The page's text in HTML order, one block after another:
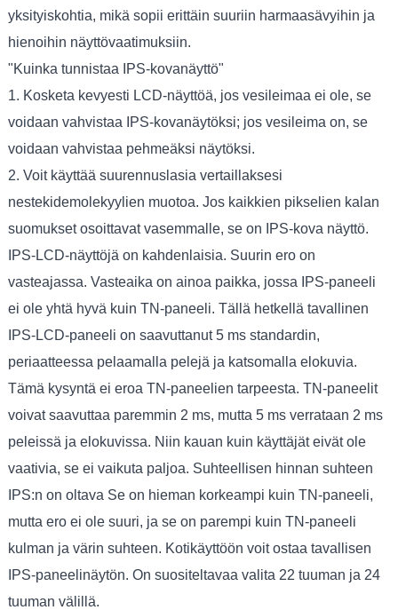
yksityiskohtia, mikä sopii erittäin suuriin harmaasävyihin ja
hienoihin näyttövaatimuksiin.
"Kuinka tunnistaa IPS-kovanäyttö"
1. Kosketa kevyesti LCD-näyttöä, jos vesileimaa ei ole, se
voidaan vahvistaa IPS-kovanäytöksi; jos vesileima on, se
voidaan vahvistaa pehmeäksi näytöksi.
2. Voit käyttää suurennuslasia vertaillaksesi
nestekidemolekyylien muotoa. Jos kaikkien pikselien kalan
suomukset osoittavat vasemmalle, se on IPS-kova näyttö.
IPS-LCD-näyttöjä on kahdenlaisia. Suurin ero on
vasteajassa. Vasteaika on ainoa paikka, jossa IPS-paneeli
ei ole yhtä hyvä kuin TN-paneeli. Tällä hetkellä tavallinen
IPS-LCD-paneeli on saavuttanut 5 ms standardin,
periaatteessa pelaamalla pelejä ja katsomalla elokuvia.
Tämä kysyntä ei eroa TN-paneelien tarpeesta. TN-paneelit
voivat saavuttaa paremmin 2 ms, mutta 5 ms verrataan 2 ms
peleissä ja elokuvissa. Niin kauan kuin käyttäjät eivät ole
vaativia, se ei vaikuta paljoa. Suhteellisen hinnan suhteen
IPS:n on oltava Se on hieman korkeampi kuin TN-paneeli,
mutta ero ei ole suuri, ja se on parempi kuin TN-paneeli
kulman ja värin suhteen. Kotikäyttöön voit ostaa tavallisen
IPS-paneelinäytön. On suositeltavaa valita 22 tuuman ja 24
tuuman välillä.